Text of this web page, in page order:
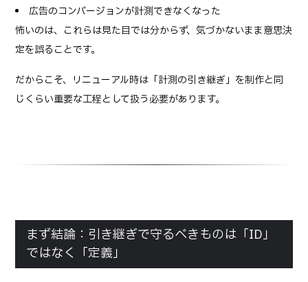
広告のコンバージョンが計測できなくなった
怖いのは、これらは見た目では分からず、気づかないまま意思決
定を誤ることです。
だからこそ、リニューアル時は「計測の引き継ぎ」を制作と同
じくらい重要な工程として扱う必要があります。
まず結論：引き継ぎで守るべきものは「ID」
ではなく「定義」